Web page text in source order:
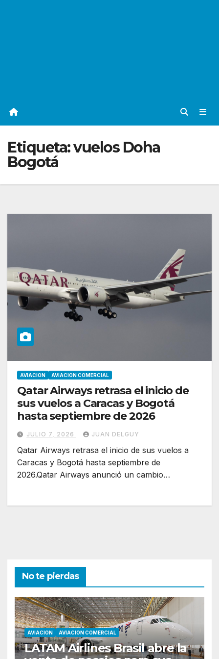
Etiqueta:vuelos Doha
Bogotá
AVIACION AVIACION COMERCIAL
Qatar Airways retrasa el inicio de
sus vuelos a Caracas y Bogotá
hasta septiembre de 2026
JULIO 7, 2026 JUAN DELGUY
Qatar Airways retrasa el inicio de sus vuelos a
Caracas y Bogotá hasta septiembre de
2026.Qatar Airways anunció un cambio…
No te pierdas
AVIACION AVIACION COMERCIAL
LATAM Airlines Brasil abre la